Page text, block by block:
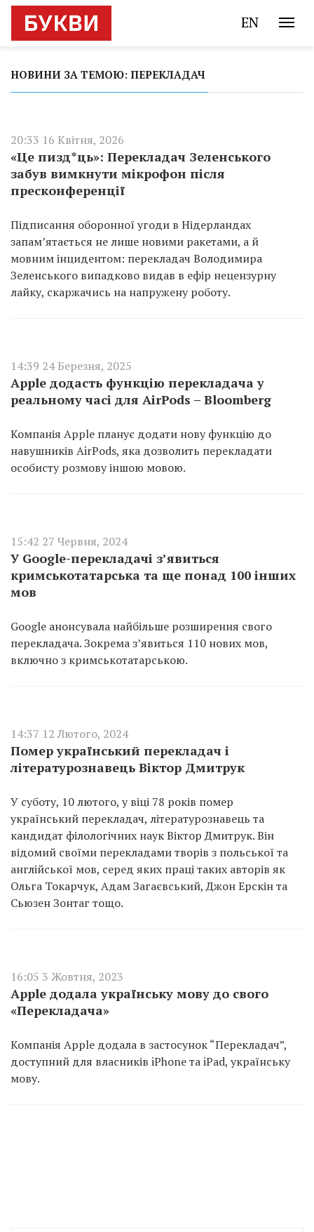
EN
НОВИНИ ЗА ТЕМОЮ: ПЕРЕКЛАДАЧ
20:33 16 Квітня, 2026
«Це пизд*ць»: Перекладач Зеленського
забув вимкнути мікрофон після
пресконференції
Підписання оборонної угоди в Нідерландах
запам’ятається не лише новими ракетами, а й
мовним інцидентом: перекладач Володимира
Зеленського випадково видав в ефір нецензурну
лайку, скаржачись на напружену роботу.
14:39 24 Березня, 2025
Apple додасть функцію перекладача у
реальному часі для AirPods – Bloomberg
Компанія Apple планує додати нову функцію до
навушників AirPods, яка дозволить перекладати
особисту розмову іншою мовою.
15:42 27 Червня, 2024
У Google-перекладачі з’явиться
кримськотатарська та ще понад 100 інших
мов
Google анонсувала найбільше розширення свого
перекладача. Зокрема з’явиться 110 нових мов,
включно з кримськотатарською.
14:37 12 Лютого, 2024
Помер український перекладач і
літературознавець Віктор Дмитрук
У суботу, 10 лютого, у віці 78 років помер
український перекладач, літературознавець та
кандидат філологічних наук Віктор Дмитрук. Він
відомий своїми перекладами творів з польської та
англійської мов, серед яких праці таких авторів як
Ольга Токарчук, Адам Загаєвський, Джон Ерскін та
Сьюзен Зонтаг тощо.
16:05 3 Жовтня, 2023
Apple додала українську мову до свого
«Перекладача»
Компанія Apple додала в застосунок “Перекладач”,
доступний для власників iPhone та iPad, українську
мову.